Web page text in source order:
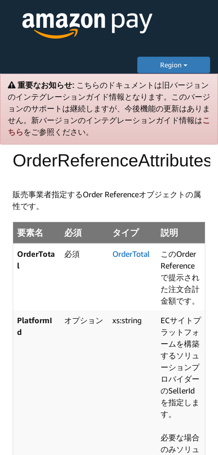
Region
重要なお知らせ: こちらのドキュメントは旧バージョン
のインテグレーションガイド情報となります。このバージ
ョンのサポートは継続しますが、今後機能の更新はありま
せん。新バージョンのインテグレーションガイド情報はこ
ちら をご参照ください。
OrderReferenceAttributes
販売事業者指定するOrder Referenceオブジェクトの属
性です。
要素名 必須 タイプ 説明
OrderTota
l
必須 OrderTotal
このOrder
Reference
で提示され
た注文合計
金額です。
PlatformI
d
オプション xs:string
ECサイトプ
ラットフォ
ームを構築
するソリュ
ーションプ
ロバイダー
のSellerId
を指定しま
す。
必要な場合
のみソリュ